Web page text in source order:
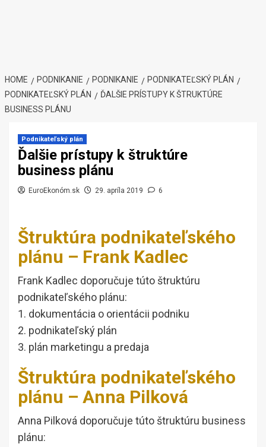
HOME PODNIKANIE PODNIKANIE
PODNIKATEĽSKÝ PLÁN
PODNIKATEĽSKÝ PLÁN
ĎALŠIE PRÍSTUPY K ŠTRUKTÚRE
BUSINESS PLÁNU
Podnikateľský plán
Ďalšie prístupy k štruktúre
business plánu
EuroEkonóm.sk 29. apríla 2019 6
Štruktúra podnikateľského
plánu – Frank Kadlec
Frank Kadlec doporučuje túto štruktúru
podnikateľského plánu:
1. dokumentácia o orientácii podniku
2. podnikateľský plán
3. plán marketingu a predaja
Štruktúra podnikateľského
plánu – Anna Pilková
Anna Pilková doporučuje túto štruktúru business
plánu: